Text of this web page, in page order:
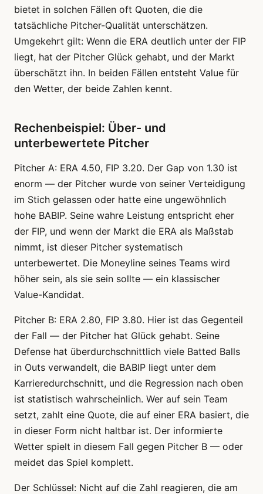
bietet in solchen Fällen oft Quoten, die die
tatsächliche Pitcher-Qualität unterschätzen.
Umgekehrt gilt: Wenn die ERA deutlich unter der FIP
liegt, hat der Pitcher Glück gehabt, und der Markt
überschätzt ihn. In beiden Fällen entsteht Value für
den Wetter, der beide Zahlen kennt.
Rechenbeispiel: Über- und
unterbewertete Pitcher
Pitcher A: ERA 4.50, FIP 3.20. Der Gap von 1.30 ist
enorm — der Pitcher wurde von seiner Verteidigung
im Stich gelassen oder hatte eine ungewöhnlich
hohe BABIP. Seine wahre Leistung entspricht eher
der FIP, und wenn der Markt die ERA als Maßstab
nimmt, ist dieser Pitcher systematisch
unterbewertet. Die Moneyline seines Teams wird
höher sein, als sie sein sollte — ein klassischer
Value-Kandidat.
Pitcher B: ERA 2.80, FIP 3.80. Hier ist das Gegenteil
der Fall — der Pitcher hat Glück gehabt. Seine
Defense hat überdurchschnittlich viele Batted Balls
in Outs verwandelt, die BABIP liegt unter dem
Karrieredurchschnitt, und die Regression nach oben
ist statistisch wahrscheinlich. Wer auf sein Team
setzt, zahlt eine Quote, die auf einer ERA basiert, die
in dieser Form nicht haltbar ist. Der informierte
Wetter spielt in diesem Fall gegen Pitcher B — oder
meidet das Spiel komplett.
Der Schlüssel: Nicht auf die Zahl reagieren, die am